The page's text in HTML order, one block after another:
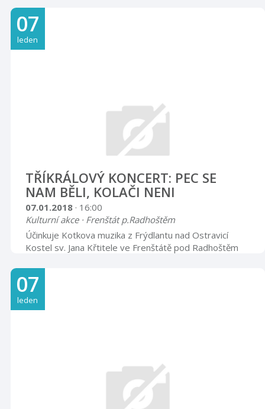
let) 180,- Kč 200,- Kč Trasy: 1/ Bystřice, aut. zastávka
Křivá (po žluté), horská chata Ostrý (po modré),
Oldřichovice 12,5 km 2/ Košařiska, aut. zastávka Milíř
(po modré), sedlo Pod Ostrým (po žluté) horská chata
07
leden
TŘÍKRÁLOVÝ KONCERT: PEC SE
NAM BĚLI, KOLAČI NENI
07.01.2018 · 16:00
Kulturní akce · Frenštát p.Radhoštěm
Účinkuje Kotkova muzika z Frýdlantu nad Ostravicí
Kostel sv. Jana Křtitele ve Frenštátě pod Radhoštěm
07
leden